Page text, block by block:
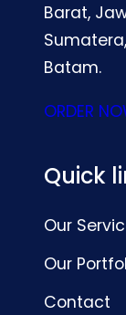
Barat,
Batam.
ORDER
Quick
Our
Our
Contact